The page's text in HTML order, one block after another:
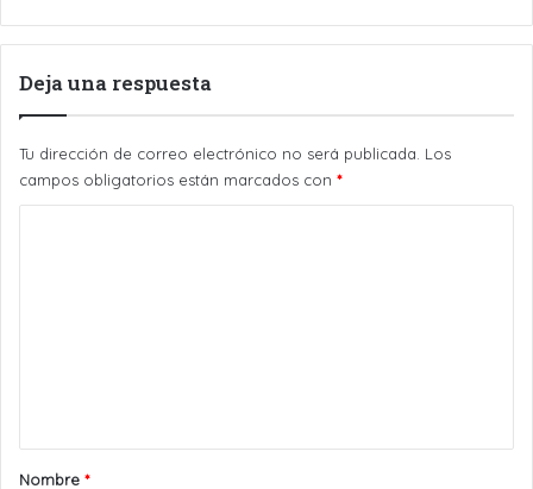
Deja una respuesta
Tu dirección de correo electrónico no será publicada. Los
campos obligatorios están marcados con *
rNombre *